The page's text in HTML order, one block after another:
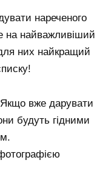
нареченого
на найважливіший
них найкращий
Якщо вже дарувати
будуть гідними